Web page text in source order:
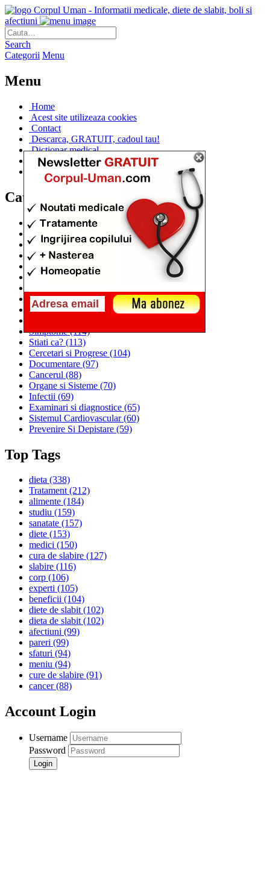
Corpul Uman - Informatii medicale, diete de slabit, boli si
afectiuni
Search
Categorii Menu
Menu
Home
Acest site utilizeaza cookies
Contact
Descarca, GRATUIT, cadoul tau!
Dictionar medical
Dr. Cristina IANUC
Linkuri utile
Categorii
Diete si cure de slabire
(706)
Afectiuni si Boli
(401)
Corpul de la A la Z(315)
Medicina Naturista
Anatomie
(295)
Alimentatia(259)
Sanatatea si Preventia(170)
Interventii si Tratamente(167)
Simptome(114)
Stiati ca? (113)
Cercetari si Progrese (104)
Documentare (97)
Cancerul (88)
Organe si Sisteme (70)
Infectii (69)
Examinari si diagnostice (65)
Sistemul Cardiovascular(60)
Prevenire Si Depistare (59)
Top Tags
dieta (338)
Tratament(212)
alimente (184)
studiu (159)
sanatate (157)
diete (153)
medici (150)
cura de slabire (127)
slabire (116)
corp (106)
experti (105)
beneficii (104)
diete de slabit(102)
dieta de slabit(102)
afectiuni (99)
pareri (99)
sfaturi (94)
meniu (94)
cure de slabire (91)
cancer(88)
Account Login
Username
Password